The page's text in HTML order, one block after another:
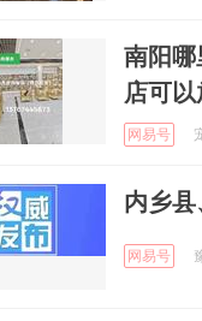
南阳哪
店可
网易号
内乡
网易号